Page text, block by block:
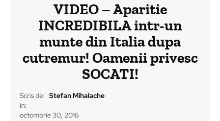
VIDEO – Aparitie
INCREDIBILA intr-un
munte din Italia dupa
cutremur! Oamenii privesc
SOCATI!
Scris de: Stefan Mihalache
in:
octombrie 30, 2016